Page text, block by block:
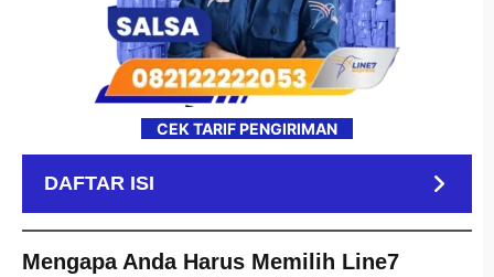
CEK TARIF PENGIRIMAN
DAFTAR ISI
Mengapa Anda Harus Memilih Line7